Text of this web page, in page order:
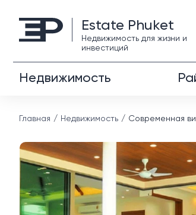
Estate Phuket
Недвижимость для жизни и
инвестиций
Недвижимость
Главная Недвижимость Современная